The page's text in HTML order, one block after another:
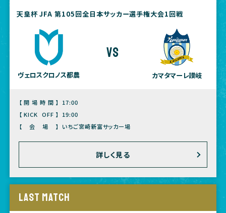
天皇杯 JFA 第105回全日本サッカー選手権大会1回戦
ヴェロスクロノス都農
vs
カマタマーレ讃岐
【開場時間】
17:00
【KICK OFF】
19:00
【会場】
いちご宮崎新富サッカー場
詳しく見る
LAST MATCH